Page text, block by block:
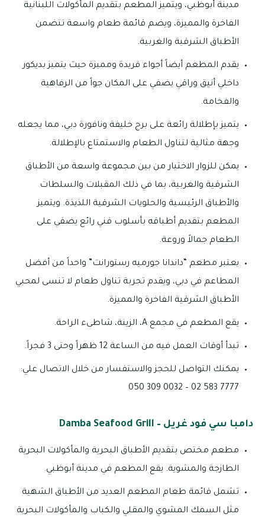
مدينة أبوظبي، ويتميز المطعم بتقديم المأكولات اللبنانية
الفاخرة والمميزة، ويضم قائمة طعام واسعة تتضمن
الأطباق الشرقية والغربية.
يقدم المطعم أيضاً أجواء فريدة ومميزة حيث يتميز بديكور
داخلي أنيق وراقي يضفي على المكان جواً من الرفاهية
والفخامة.
يتميز بإطلالة رائعة على برج خليفة ونافورة دبي، مما يجعله
وجهة مثالية لتناول الطعام والاستمتاع بالإطلالة.
يمكن للزوار الاختيار من بين مجموعة واسعة من الأطباق
الشرقية والغربية، بما في ذلك المقبلات والسلطات
والأطباق الرئيسية والحلويات الشرقية اللذيذة. ويتميز
المطعم بتقديم أطباقه بأسلوب فني رائع يضفي على
الطعام جمالاً وروعة.
يعتبر مطعم “داندانا جورميه رستورانت” واحداً من أفضل
المطاعم في دبي، ويقدم تجربة تناول طعام لا تنسى لمحبي
الأطباق الشرقية الفاخرة والمميزة.
يقع المطعم في مجمع A، الزينة، شاطىء الراحة.
تبدأ أوقات العمل فيه من الساعة 12 ظهراً وحتى 3 فجراً.
يمكنك التواصل للحجز والاستفسار من خلال الاتصال علي:
7777 583 02 – 0032 309 050
دامبا سي فود غريل – Damba Seafood Grill
مطعم مختص بتقديم الأطباق البحرية والمأكولات البحرية
الطازجة والمشوية. يقع المطعم في مدينة أبوظبي.
تشمل قائمة طعام المطعم العديد من الأطباق الشهية
مثل السمك المشوي والمقلي والكباب والمأكولات البحرية